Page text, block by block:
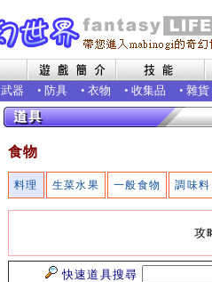
武器 • 防具 • 衣物 • 收集品 • 雜貨
食物
料理 生菜水果 一般食物 調味料
攻
快速道具搜尋